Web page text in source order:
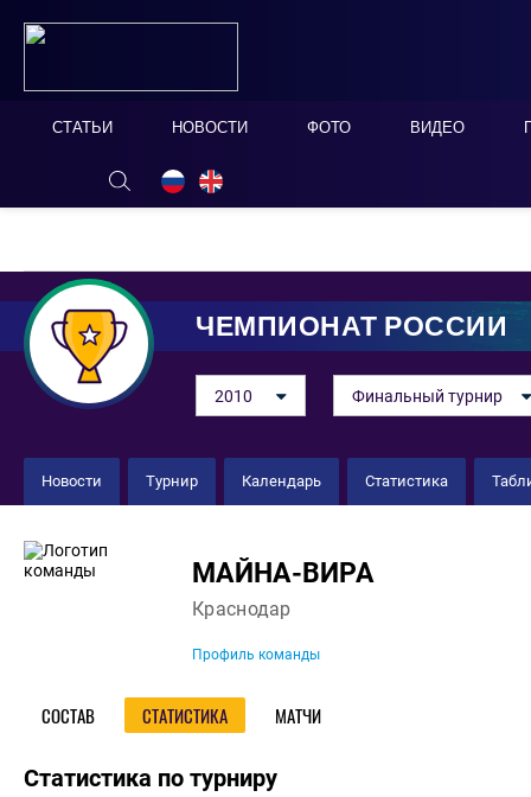
СТАТЬИ НОВОСТИ ФОТО ВИДЕО
ОНЛАЙН ТАБЛО СКРЫТЬ
ЧЕМПИОНАТ РОССИИ
2010 Финальный турнир
Новости Турнир Календарь Статистика
Команда
МАЙНА-ВИРА
Краснодар
Профиль команды
СОСТАВ СТАТИСТИКА МАТЧИ
Статистика по турниру